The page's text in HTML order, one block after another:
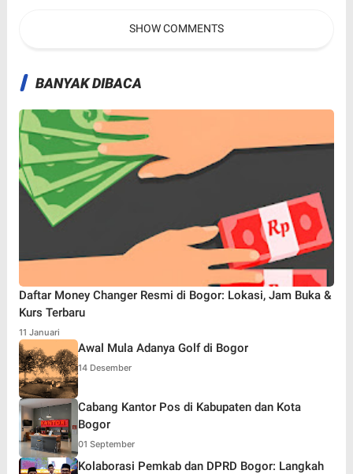
SHOW COMMENTS
BANYAK DIBACA
Daftar Money Changer Resmi di Bogor: Lokasi, Jam Buka &
Kurs Terbaru
11 Januari
Awal Mula Adanya Golf di Bogor
14 Desember
Cabang Kantor Pos di Kabupaten dan Kota
Bogor
01 September
Kolaborasi Pemkab dan DPRD Bogor: Langkah